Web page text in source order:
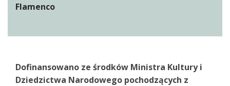
Flamenco
Dofinansowano ze środków Ministra Kultury i
Dziedzictwa Narodowego pochodzących z